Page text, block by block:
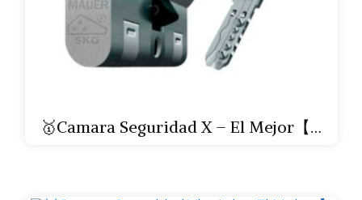
🥇Camara Seguridad X – El Mejor【…